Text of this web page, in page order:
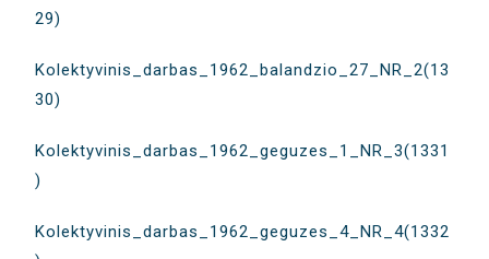
29)
Kolektyvinis_darbas_1962_balandzio_27_NR_2(13
30)
Kolektyvinis_darbas_1962_geguzes_1_NR_3(1331
)
Kolektyvinis_darbas_1962_geguzes_4_NR_4(1332